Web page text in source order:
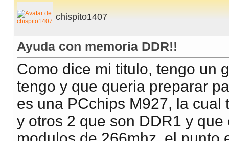
chispito1407
Ayuda con memoria DDR!!
Como dice mi titulo, tengo un
tengo y que queria preparar
es una PCchips M927, la
y otros 2 que son DDR1 y